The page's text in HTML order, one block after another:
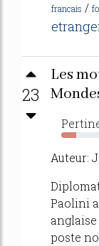
francais /
23
Les
30%
Auteur:
Paolini
poste